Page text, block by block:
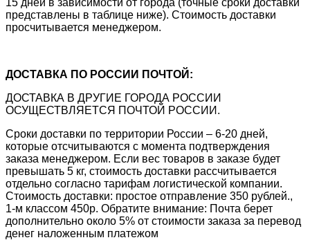
представлены в таблице ниже). Стоимость доставки
просчитывается менеджером.
ДОСТАВКА ПО РОССИИ ПОЧТОЙ:
ДОСТАВКА В ДРУГИЕ ГОРОДА РОССИИ
ОСУЩЕСТВЛЯЕТСЯ ПОЧТОЙ РОССИИ.
Сроки доставки по территории России – 6-20 дней,
которые отсчитываются с момента подтверждения
заказа менеджером. Если вес товаров в заказе будет
превышать 5 кг, стоимость доставки рассчитывается
отдельно согласно тарифам логистической компании.
Стоимость доставки: простое отправление 350 рублей.,
1-м классом 450р. Обратите внимание: Почта берет
дополнительно около 5% от стоимости заказа за перевод
денег наложенным платежом